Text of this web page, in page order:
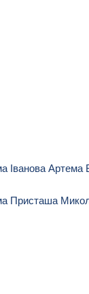
Іванова
Присташа